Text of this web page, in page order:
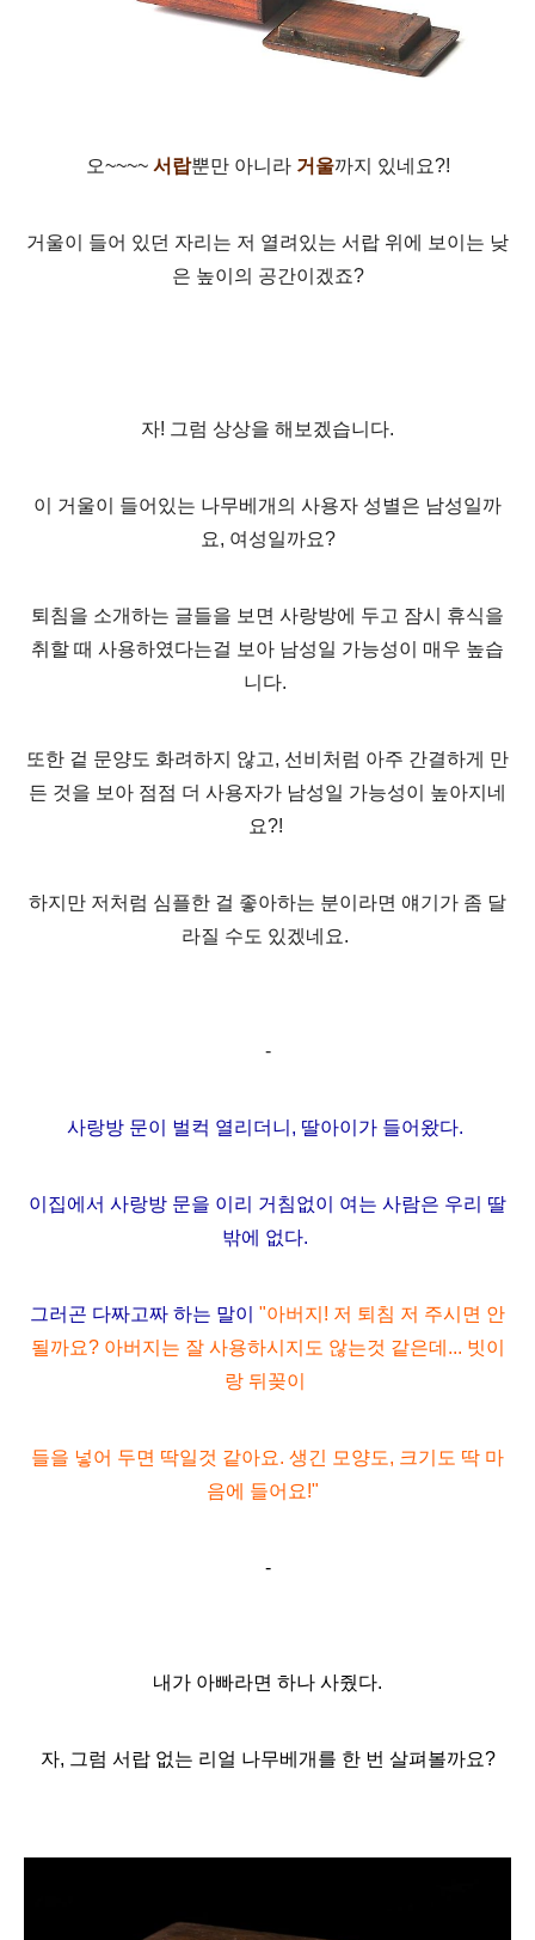
오~~~~ 서랍뿐만 아니라 거울까지 있네요?!
거울이 들어 있던 자리는 저 열려있는 서랍 위에 보이는 낮
은 높이의 공간이겠죠?
자! 그럼 상상을 해보겠습니다.
이 거울이 들어있는 나무베개의 사용자 성별은 남성일까
요, 여성일까요?
퇴침을 소개하는 글들을 보면 사랑방에 두고 잠시 휴식을
취할 때 사용하였다는걸 보아 남성일 가능성이 매우 높습
니다.
또한 겉 문양도 화려하지 않고, 선비처럼 아주 간결하게 만
든 것을 보아 점점 더 사용자가 남성일 가능성이 높아지네
요?!
하지만 저처럼 심플한 걸 좋아하는 분이라면 얘기가 좀 달
라질 수도 있겠네요.
-
사랑방 문이 벌컥 열리더니, 딸아이가 들어왔다.
이집에서 사랑방 문을 이리 거침없이 여는 사람은 우리 딸
밖에 없다.
그러곤 다짜고짜 하는 말이
"아버지! 저 퇴침 저 주시면 안
될까요? 아버지는 잘 사용하시지도 않는것 같은데... 빗이
랑 뒤꽂이
들을 넣어 두면 딱일것 같아요. 생긴 모양도, 크기도 딱 마
음에 들어요!"
-
내가 아빠라면 하나 사줬다.
자, 그럼 서랍 없는 리얼 나무베개를 한 번 살펴볼까요?